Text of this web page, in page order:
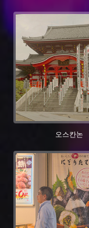
오스칸논